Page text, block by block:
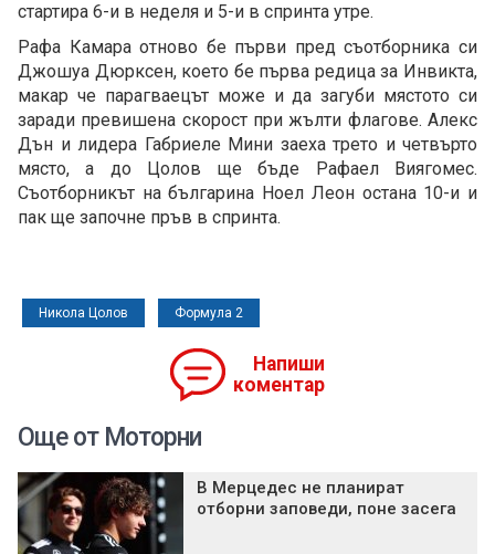
стартира 6-и в неделя и 5-и в спринта утре.
Рафа Камара отново бе първи пред съотборника си
Джошуа Дюрксен, което бе първа редица за Инвикта,
макар че парагваецът може и да загуби мястото си
заради превишена скорост при жълти флагове. Алекс
Дън и лидера Габриеле Мини заеха трето и четвърто
място, а до Цолов ще бъде Рафаел Виягомес.
Съотборникът на българина Ноел Леон остана 10-и и
пак ще започне пръв в спринта.
Никола Цолов Формула 2
Напиши
коментар
Още от Моторни
В Мерцедес не планират
отборни заповеди, поне засега